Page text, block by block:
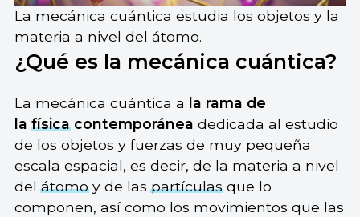
La mecánica cuántica estudia los objetos y la
materia a nivel del átomo.
¿Qué es la mecánica cuántica?
La mecánica cuántica a
la rama de
lafísicacontemporánea dedicada al estudio
de los objetos y fuerzas de muy pequeña
escala espacial, es decir, de la materia a nivel
delátomoy de laspartículasque lo
componen, así como los movimientos que las